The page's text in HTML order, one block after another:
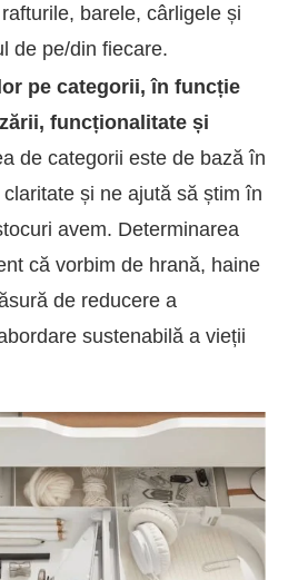
barele, cârligele și
de pe/din fiecare.
pe categorii, în funcție
funcționalitate și
de categorii este de bază în
și ne ajută să știm în
avem. Determinarea
că vorbim de hrană, haine
de reducere a
sustenabilă a vieții